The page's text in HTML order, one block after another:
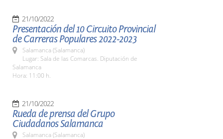
21/10/2022
Presentación del 10 Circuito Provincial
de Carreras Populares 2022-2023
Salamanca (Salamanca)
Lugar: Sala de las Comarcas. Diputación de
Salamanca
Hora: 11:00 h.
21/10/2022
Rueda de prensa del Grupo
Ciudadanos Salamanca
Salamanca (Salamanca)